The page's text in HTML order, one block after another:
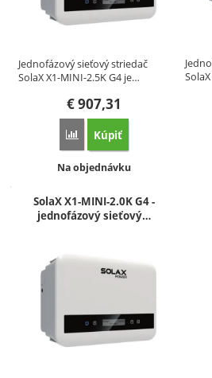
Jednofázový sieťový striedač
SolaX X1-MINI-2.5K G4 je…
€907,31
Porovnať
Kúpiť
Dostupnosť:
Na objednávku
SolaX X1-MINI-2.0K G4 -
jednofázový sieťový…